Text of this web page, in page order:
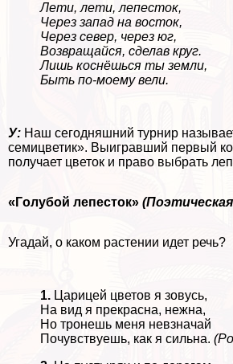
Лети, лети, лепесток,
Через запад на восток,
Через север, через юг,
Возвращайся, сделав круг.
Лишь коснёшься ты земли,
Быть по-моему вели.
У: Наш сегодняшний турнир
семицветик». Выигравший первый
получает цветок и право выбрать
«Гoлyбой лепесток»
Угадай, о каком растении идет речь?
1. Царицей цветов я зовусь,
На вид я прекрасна, нежна,
Но тронешь меня невзначай
Почувствуешь, как я сильна.